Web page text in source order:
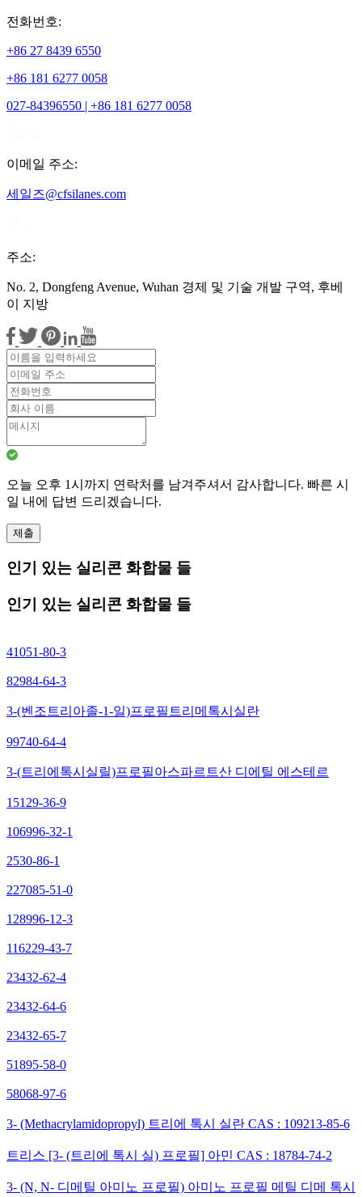
전화번호:
+86 27 8439 6550
+86 181 6277 0058
027-84396550 | +86 181 6277 0058
이메일 주소:
세일즈@cfsilanes.com
주소:
No. 2, Dongfeng Avenue, Wuhan 경제 및 기술 개발 구역, 후베
이 지방
오늘 오후 1시까지 연락처를 남겨주셔서 감사합니다. 빠른 시
일 내에 답변 드리겠습니다.
제출
인기 있는 실리콘 화합물 들
인기 있는 실리콘 화합물 들
41051-80-3
82984-64-3
3-(벤조트리아졸-1-일)프로필트리메톡시실란
99740-64-4
3-(트리에톡시실릴)프로필아스파르트산 디에틸 에스테르
15129-36-9
106996-32-1
2530-86-1
227085-51-0
128996-12-3
116229-43-7
23432-62-4
23432-64-6
23432-65-7
51895-58-0
58068-97-6
3- (Methacrylamidopropyl) 트리에 톡시 실란 CAS : 109213-85-6
트리스 [3- (트리에 톡시 실) 프로필] 아민 CAS : 18784-74-2
3- (N, N- 디메틸 아미노 프로필) 아미노 프로필 메틸 디메 톡시